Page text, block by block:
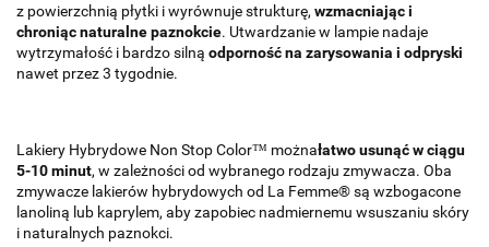
z powierzchnią płytki i wyrównuje strukturę, wzmacniając i
chroniąc naturalne paznokcie. Utwardzanie w lampie nadaje
wytrzymałość i bardzo silną odporność na zarysowania i odpryski
nawet przez 3 tygodnie.
Lakiery Hybrydowe Non Stop Color™ możnałatwo usunąć w ciągu
5-10 minut, w zależności od wybranego rodzaju zmywacza. Oba
zmywacze lakierów hybrydowych od La Femme® są wzbogacone
lanoliną lub kaprylem, aby zapobiec nadmiernemu wsuszaniu skóry
i naturalnych paznokci.